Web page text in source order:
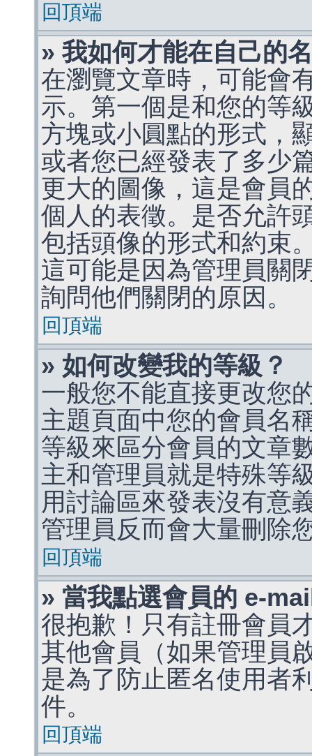
回頂端
» 我如何才能在自己的
在瀏覽文章時，可能會
示。第一個是和您的等
方塊或小圓點的形式，
或者您已經發表了多少
更大的圖像，這是會員
個人的表徵。是否允許
包括頭像的形式和約束
這可能是因為管理員關
詢問他們關閉的原因。
回頂端
» 如何改變我的等級？
一般您不能直接更改您
主題頁面中您的會員名
等級來區分會員的文章
主和管理員就是特殊等
用討論區來發表沒有意
管理員反而會大量刪除
回頂端
» 當我點選會員的 e-
很抱歉！只有註冊會員
其他會員（如果管理員
是為了防止匿名使用者
件。
回頂端